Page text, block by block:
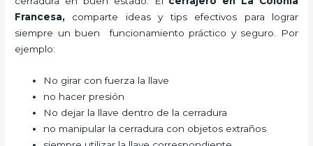
Francesa, comparte ideas y tips efectivos para lograr
siempre un buen funcionamiento práctico y seguro. Por
ejemplo:
No girar con fuerza la llave
no hacer presión
No dejar la llave dentro de la cerradura
no manipular la cerradura con objetos extraños